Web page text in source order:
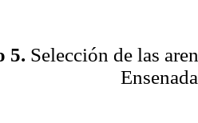
5. Selección de las